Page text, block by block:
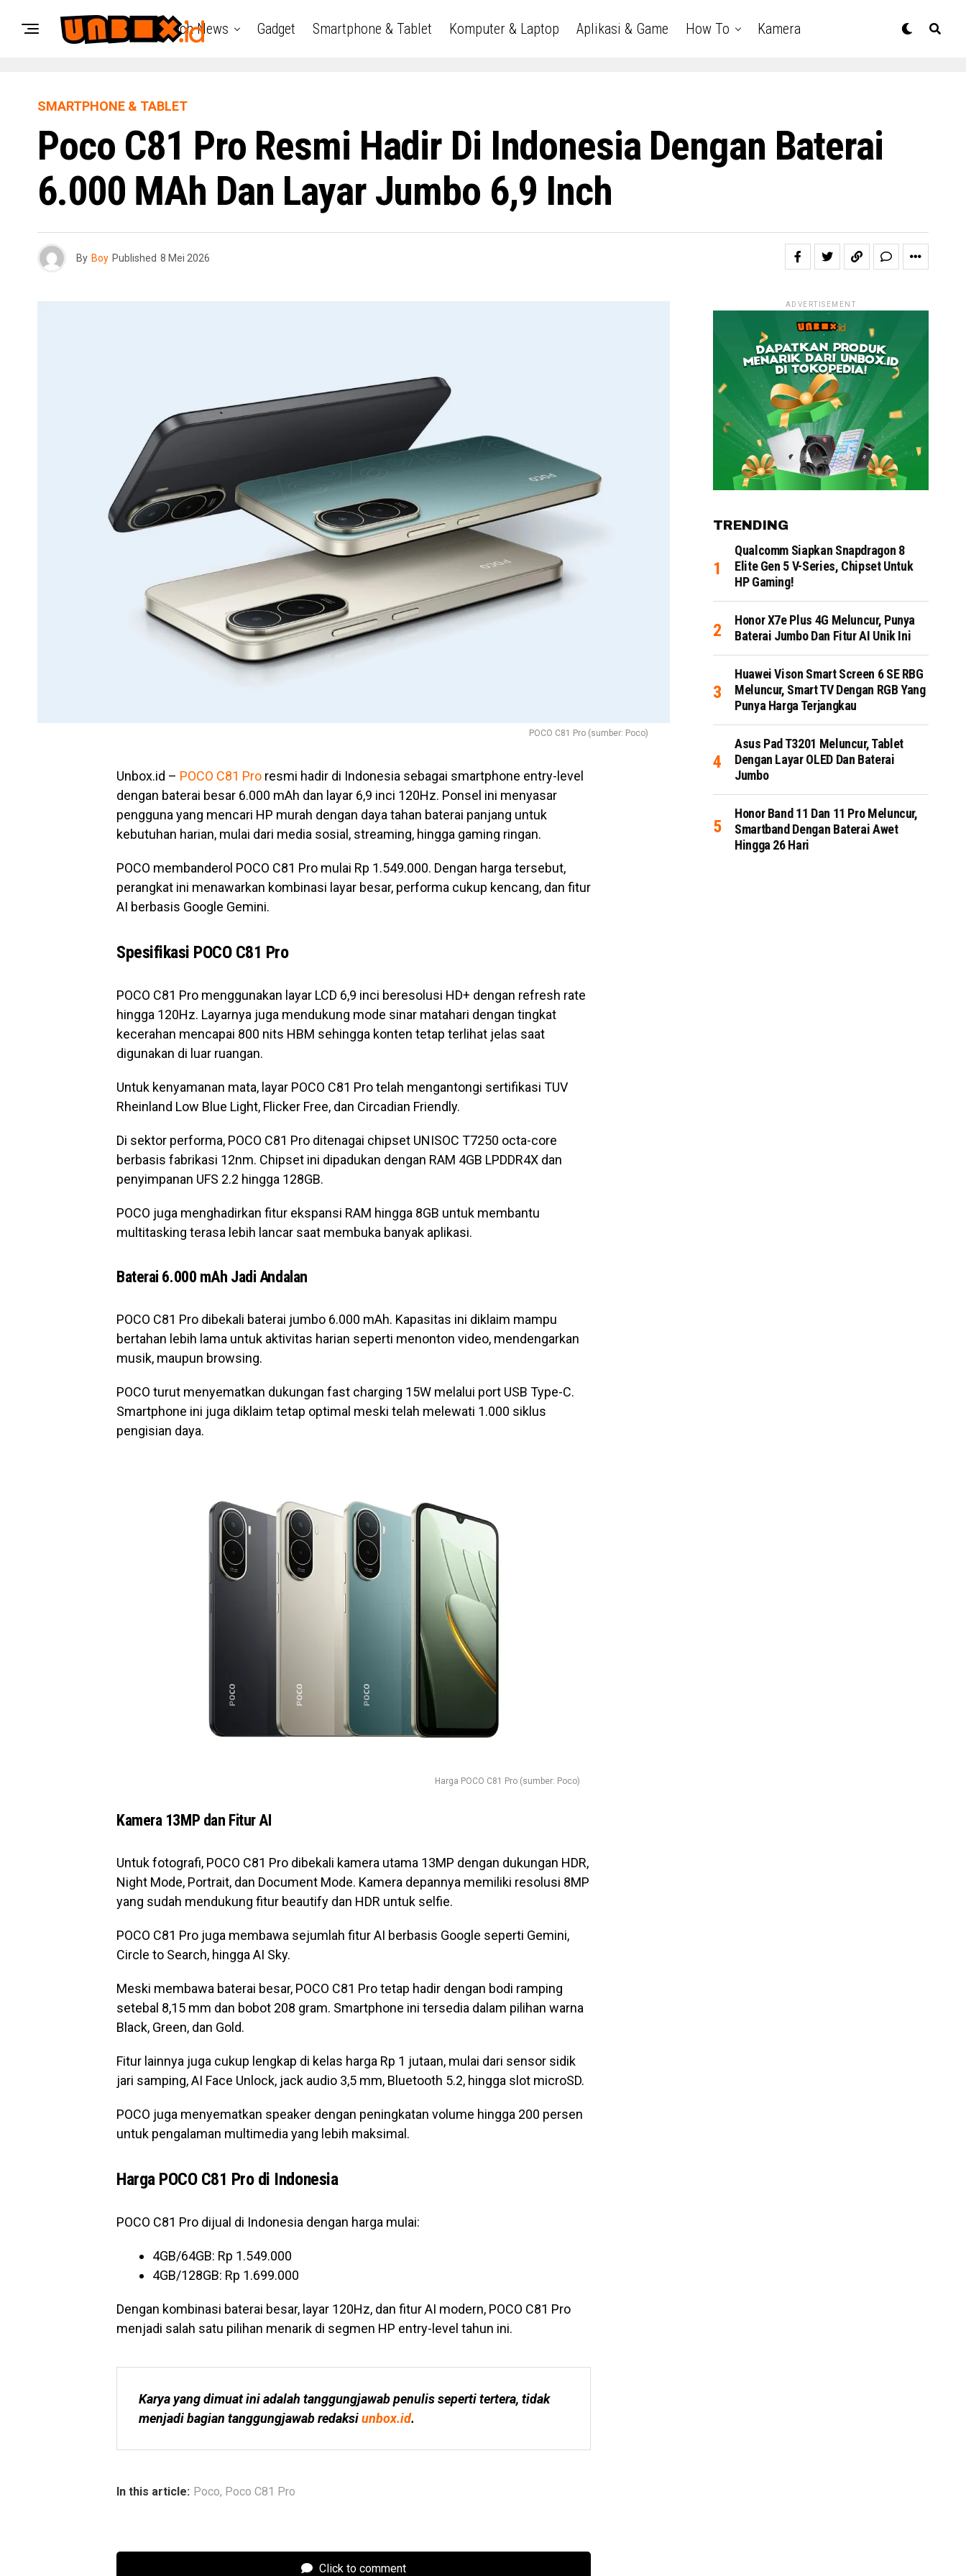
Tech News Gadget Smartphone & Tablet Komputer & Laptop Aplikasi & Game How To Kamera
SMARTPHONE & TABLET
Poco C81 Pro Resmi Hadir Di Indonesia Dengan Baterai
6.000 MAh Dan Layar Jumbo 6,9 Inch
By Boy Published 8 Mei 2026
POCO C81 Pro (sumber: Poco)
Unbox.id – POCO C81 Pro resmi hadir di Indonesia sebagai smartphone entry-level
dengan baterai besar 6.000 mAh dan layar 6,9 inci 120Hz. Ponsel ini menyasar
pengguna yang mencari HP murah dengan daya tahan baterai panjang untuk
kebutuhan harian, mulai dari media sosial, streaming, hingga gaming ringan.
POCO membanderol POCO C81 Pro mulai Rp 1.549.000. Dengan harga tersebut,
perangkat ini menawarkan kombinasi layar besar, performa cukup kencang, dan fitur
AI berbasis Google Gemini.
Spesifikasi POCO C81 Pro
POCO C81 Pro menggunakan layar LCD 6,9 inci beresolusi HD+ dengan refresh rate
hingga 120Hz. Layarnya juga mendukung mode sinar matahari dengan tingkat
kecerahan mencapai 800 nits HBM sehingga konten tetap terlihat jelas saat
digunakan di luar ruangan.
Untuk kenyamanan mata, layar POCO C81 Pro telah mengantongi sertifikasi TUV
Rheinland Low Blue Light, Flicker Free, dan Circadian Friendly.
Di sektor performa, POCO C81 Pro ditenagai chipset UNISOC T7250 octa-core
berbasis fabrikasi 12nm. Chipset ini dipadukan dengan RAM 4GB LPDDR4X dan
penyimpanan UFS 2.2 hingga 128GB.
POCO juga menghadirkan fitur ekspansi RAM hingga 8GB untuk membantu
multitasking terasa lebih lancar saat membuka banyak aplikasi.
Baterai 6.000 mAh Jadi Andalan
POCO C81 Pro dibekali baterai jumbo 6.000 mAh. Kapasitas ini diklaim mampu
bertahan lebih lama untuk aktivitas harian seperti menonton video, mendengarkan
musik, maupun browsing.
POCO turut menyematkan dukungan fast charging 15W melalui port USB Type-C.
Smartphone ini juga diklaim tetap optimal meski telah melewati 1.000 siklus
pengisian daya.
Harga POCO C81 Pro (sumber: Poco)
Kamera 13MP dan Fitur AI
Untuk fotografi, POCO C81 Pro dibekali kamera utama 13MP dengan dukungan HDR,
Night Mode, Portrait, dan Document Mode. Kamera depannya memiliki resolusi 8MP
yang sudah mendukung fitur beautify dan HDR untuk selfie.
POCO C81 Pro juga membawa sejumlah fitur AI berbasis Google seperti Gemini,
Circle to Search, hingga AI Sky.
Meski membawa baterai besar, POCO C81 Pro tetap hadir dengan bodi ramping
setebal 8,15 mm dan bobot 208 gram. Smartphone ini tersedia dalam pilihan warna
Black, Green, dan Gold.
Fitur lainnya juga cukup lengkap di kelas harga Rp 1 jutaan, mulai dari sensor sidik
jari samping, AI Face Unlock, jack audio 3,5 mm, Bluetooth 5.2, hingga slot microSD.
POCO juga menyematkan speaker dengan peningkatan volume hingga 200 persen
untuk pengalaman multimedia yang lebih maksimal.
Harga POCO C81 Pro di Indonesia
POCO C81 Pro dijual di Indonesia dengan harga mulai:
4GB/64GB: Rp 1.549.000
4GB/128GB: Rp 1.699.000
Dengan kombinasi baterai besar, layar 120Hz, dan fitur AI modern, POCO C81 Pro
menjadi salah satu pilihan menarik di segmen HP entry-level tahun ini.
Karya yang dimuat ini adalah tanggungjawab penulis seperti tertera, tidak
menjadi bagian tanggungjawab redaksi unbox.id.
In this article: Poco, Poco C81 Pro
Click to comment
ADVERTISEMENT
TRENDING
Qualcomm Siapkan Snapdragon 8
Elite Gen 5 V-Series, Chipset Untuk
HP Gaming!
Honor X7e Plus 4G Meluncur, Punya
Baterai Jumbo Dan Fitur AI Unik Ini
Huawei Vison Smart Screen 6 SE RBG
Meluncur, Smart TV Dengan RGB Yang
Punya Harga Terjangkau
Asus Pad T3201 Meluncur, Tablet
Dengan Layar OLED Dan Baterai
Jumbo
Honor Band 11 Dan 11 Pro Meluncur,
Smartband Dengan Baterai Awet
Hingga 26 Hari